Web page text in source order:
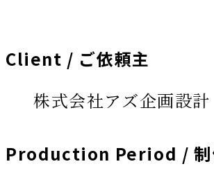
Client / ご依頼主
株式会社アズ企画設計
Production Period / 制